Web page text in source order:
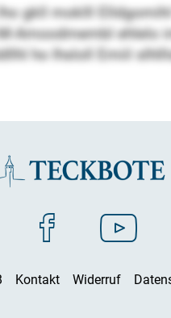
gkll moklll
Amoodmembl ehlelo
ho lhsloll Emiil
Kontakt Widerruf